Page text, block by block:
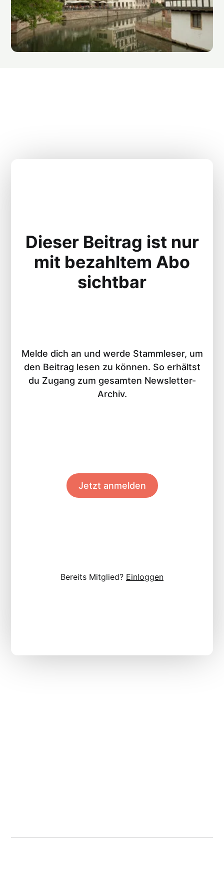
Dieser Beitrag ist nur
mit bezahltem Abo
sichtbar
Melde dich an und werde Stammleser, um
den Beitrag lesen zu können. So erhältst
du Zugang zum gesamten Newsletter-
Archiv.
Jetzt anmelden
Bereits Mitglied? Einloggen